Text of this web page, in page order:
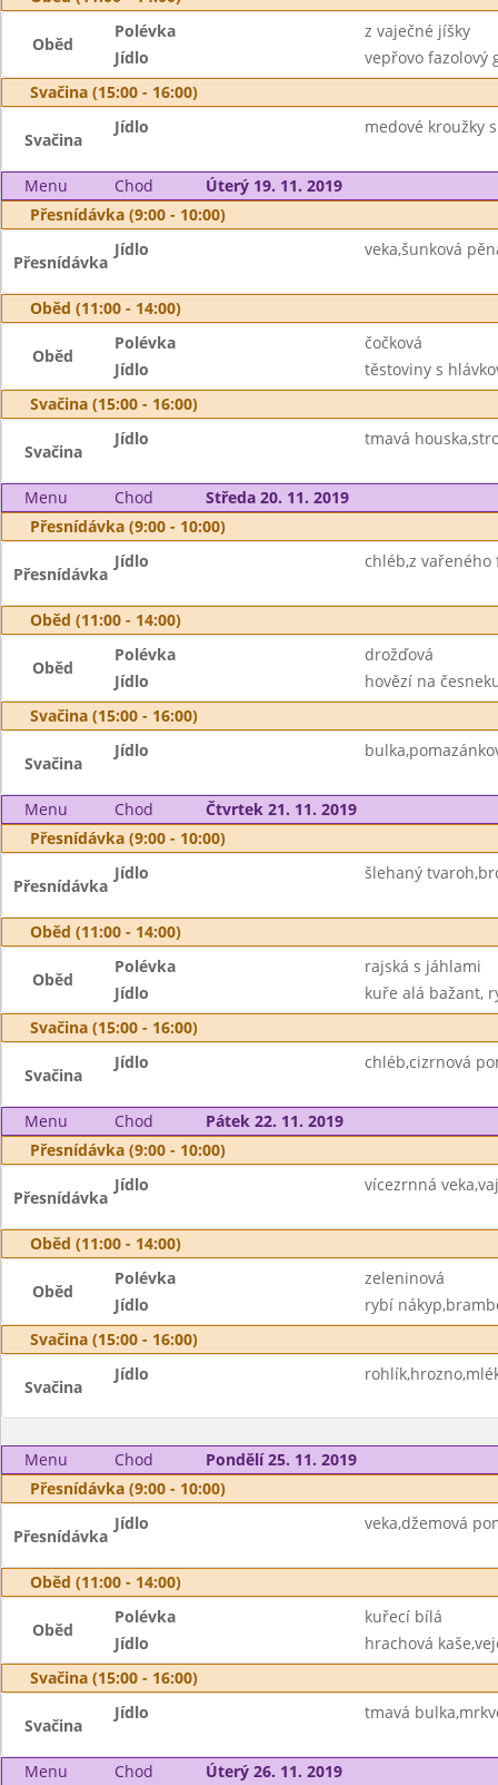
Oběd
Polévka
z vaječné jíšky
Jídlo
vepřovo fazolový
Svačina (15:00 - 16:00)
Svačina
Jídlo medové kroužky
Menu Chod
Úterý 19. 11. 2019
Přesnídávka (9:00 - 10:00)
Přesnídávka
Jídlo veka,šunková
Oběd (11:00 - 14:00)
Oběd
Polévka
čočková
Jídlo
těstoviny s
Svačina (15:00 - 16:00)
Svačina
Jídlo tmavá
Menu Chod
Středa 20. 11. 2019
Přesnídávka (9:00 - 10:00)
Přesnídávka
Jídlo chléb,z vařeného
Oběd (11:00 - 14:00)
Oběd
Polévka
drožďová
Jídlo
hovězí na
Svačina (15:00 - 16:00)
Svačina
Jídlo
Menu Chod
Čtvrtek 21. 11. 2019
Přesnídávka (9:00 - 10:00)
Přesnídávka
Jídlo šlehaný
Oběd (11:00 - 14:00)
Oběd
Polévka
rajská s jáhlami
Jídlo
kuře alá bažant,
Svačina (15:00 - 16:00)
Svačina
Jídlo chléb,cizrnová
Menu Chod
Pátek 22. 11. 2019
Přesnídávka (9:00 - 10:00)
Přesnídávka
Jídlo vícezrnná
Oběd (11:00 - 14:00)
Oběd
Polévka
zeleninová
Jídlo
rybí
Svačina (15:00 - 16:00)
Svačina
Jídlo
Menu Chod
Pondělí 25. 11. 2019
Přesnídávka (9:00 - 10:00)
Přesnídávka
Jídlo veka,džemová
Oběd (11:00 - 14:00)
Oběd
Polévka
kuřecí bílá
Jídlo
hrachová
Svačina (15:00 - 16:00)
Svačina
Jídlo tmavá
Menu Chod
Úterý 26. 11. 2019